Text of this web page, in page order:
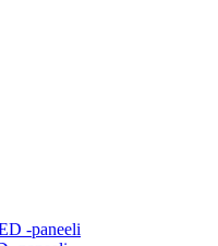
-paneeli